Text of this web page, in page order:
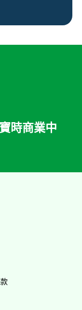
時商業中